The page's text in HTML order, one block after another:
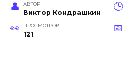
АВТОР
Виктор Кондрашкин
ПРОСМОТРОВ
121